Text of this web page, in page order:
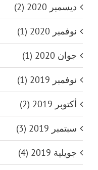
ديسمبر 2020 (2)
نوفمبر 2020 (1)
جوان 2020 (1)
نوفمبر 2019 (1)
أكتوبر 2019 (2)
سبتمبر 2019 (3)
جويلية 2019 (4)